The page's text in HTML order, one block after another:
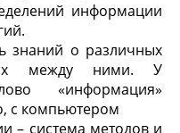
информации
знаний о различных
между ними. У
«информация»
с компьютером
– система методов и